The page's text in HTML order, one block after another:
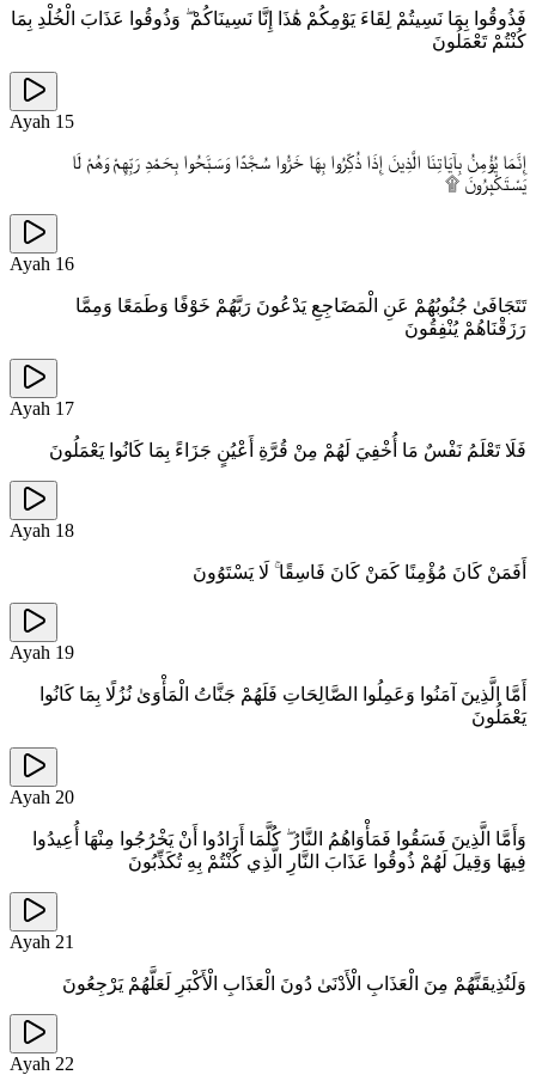
فَذُوقُوا بِمَا نَسِيتُمْ لِقَاءَ يَوْمِكُمْ هَٰذَا إِنَّا نَسِينَاكُمْ ۖ وَذُوقُوا عَذَابَ الْخُلْدِ بِمَا
كُنْتُمْ تَعْمَلُونَ
Ayah 15
إِنَّمَا يُؤْمِنُ بِآيَاتِنَا الَّذِينَ إِذَا ذُكِّرُوا بِهَا خَرُّوا سُجَّدًا وَسَبَّحُوا بِحَمْدِ رَبِّهِمْ وَهُمْ لَا
يَسْتَكْبِرُونَ ۩
Ayah 16
تَتَجَافَىٰ جُنُوبُهُمْ عَنِ الْمَضَاجِعِ يَدْعُونَ رَبَّهُمْ خَوْفًا وَطَمَعًا وَمِمَّا
رَزَقْنَاهُمْ يُنْفِقُونَ
Ayah 17
فَلَا تَعْلَمُ نَفْسٌ مَا أُخْفِيَ لَهُمْ مِنْ قُرَّةِ أَعْيُنٍ جَزَاءً بِمَا كَانُوا يَعْمَلُونَ
Ayah 18
أَفَمَنْ كَانَ مُؤْمِنًا كَمَنْ كَانَ فَاسِقًا ۚ لَا يَسْتَوُونَ
Ayah 19
أَمَّا الَّذِينَ آمَنُوا وَعَمِلُوا الصَّالِحَاتِ فَلَهُمْ جَنَّاتُ الْمَأْوَىٰ نُزُلًا بِمَا كَانُوا
يَعْمَلُونَ
Ayah 20
وَأَمَّا الَّذِينَ فَسَقُوا فَمَأْوَاهُمُ النَّارُ ۖ كُلَّمَا أَرَادُوا أَنْ يَخْرُجُوا مِنْهَا أُعِيدُوا
فِيهَا وَقِيلَ لَهُمْ ذُوقُوا عَذَابَ النَّارِ الَّذِي كُنْتُمْ بِهِ تُكَذِّبُونَ
Ayah 21
وَلَنُذِيقَنَّهُمْ مِنَ الْعَذَابِ الْأَدْنَىٰ دُونَ الْعَذَابِ الْأَكْبَرِ لَعَلَّهُمْ يَرْجِعُونَ
Ayah 22